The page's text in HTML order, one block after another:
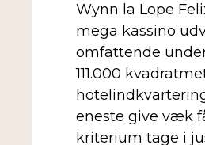
Wynn la Lope
mega kassino
omfattende
111.000
eneste give væk
kriterium tage i